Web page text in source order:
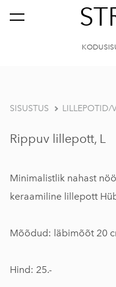
SISUSTUS LILLEPOTID/
Rippuv lillepott, L
Minimalistlik nahast
keraamiline lillepott
Mõõdud: läbimõõt 20
Hind: 25.-